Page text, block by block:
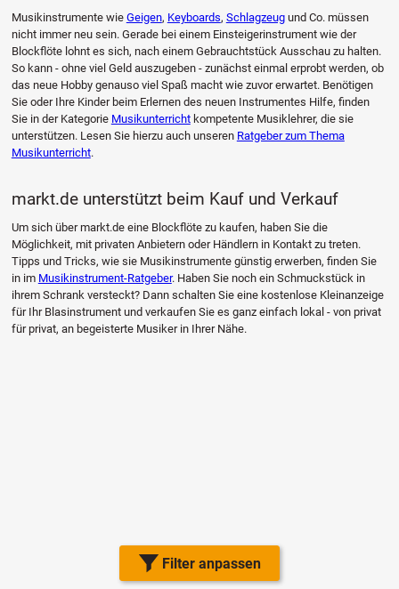
Filter anpassen
Musikinstrumente wie Geigen, Keyboards, Schlagzeugund Co. müssen
nicht immer neu sein. Gerade bei einem Einsteigerinstrument wie der
Blockflöte lohnt es sich, nach einem Gebrauchtstück Ausschau zu halten.
So kann - ohne viel Geld auszugeben - zunächst einmal erprobt werden, ob
das neue Hobby genauso viel Spaß macht wie zuvor erwartet. Benötigen
Sie oder Ihre Kinder beim Erlernen des neuen Instrumentes Hilfe, finden
Sie in der Kategorie Musikunterrichtkompetente Musiklehrer, die sie
unterstützen. Lesen Sie hierzu auch unseren Ratgeber zum Thema
Musikunterricht.
markt.de unterstützt beim Kauf und Verkauf
Um sich über markt.de eine Blockflöte zu kaufen, haben Sie die
Möglichkeit, mit privaten Anbietern oder Händlern in Kontakt zu treten.
Tipps und Tricks, wie sie Musikinstrumente günstig erwerben, finden Sie
in im Musikinstrument-Ratgeber. Haben Sie noch ein Schmuckstück in
ihrem Schrank versteckt? Dann schalten Sie eine kostenlose Kleinanzeige
für Ihr Blasinstrument und verkaufen Sie es ganz einfach lokal - von privat
für privat, an begeisterte Musiker in Ihrer Nähe.